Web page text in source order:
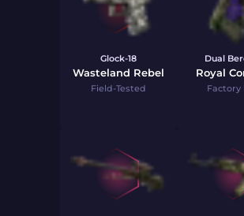
Glock-18
Wasteland Rebel
Field-Tested
Dual
Royal
Factory